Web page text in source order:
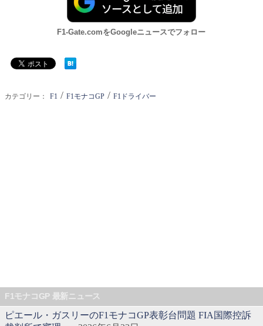
F1-Gate.comをGoogleニュースでフォロー
カテゴリー： F1 / F1モナコGP / F1ドライバー
F1モナコGP 最新ニュース
ピエール・ガスリーのF1モナコGP表彰台問題 FIA国際控訴